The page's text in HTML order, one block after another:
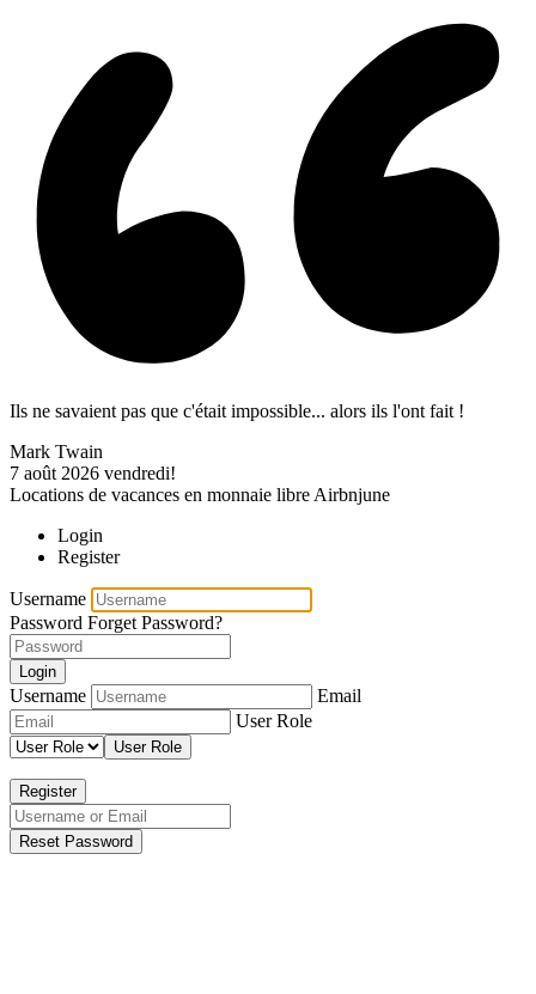
Ils ne savaient pas que c'était impossible... alors ils l'ont fait !
Mark Twain
7 août 2026 vendredi!
Locations de vacances en monnaie libre Airbnjune
Login
Register
Username
Password Forget Password?
Login
Username
Email
User Role
User Role
Register
Reset Password